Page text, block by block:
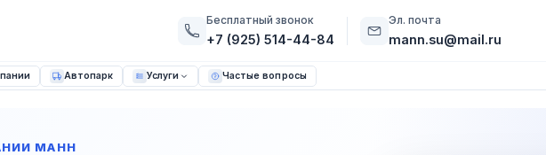
Бесплатный звонок
+7 (925) 514-44-84
Эл. почта
mann.su@mail.ru
Автопарк Услуги Частые вопросы
МАНН